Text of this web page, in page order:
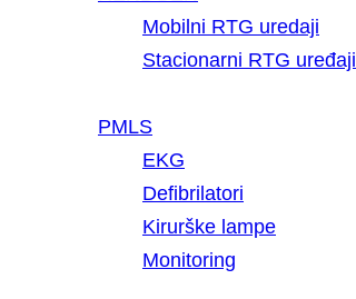
Mobilni RTG uredaji
Stacionarni RTG uređaji
PMLS
EKG
Defibrilatori
Kirurške lampe
Monitoring